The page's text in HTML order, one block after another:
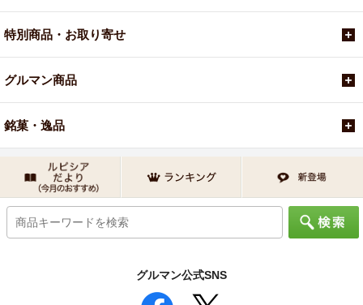
特別商品・お取り寄せ
グルマン商品
銘菓・逸品
グルマン公式SNS